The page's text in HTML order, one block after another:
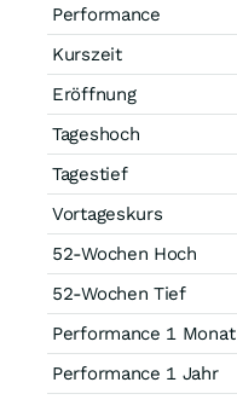
Performance
Kurszeit
Eröffnung
Tageshoch
Tagestief
Vortageskurs
52-Wochen Hoch
52-Wochen Tief
Performance 1 Monat
Performance 1 Jahr